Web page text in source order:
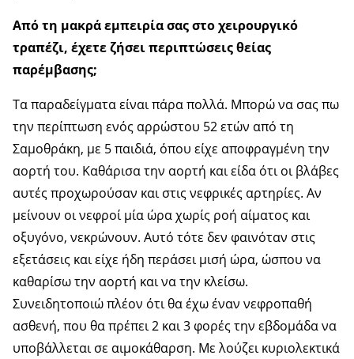
Από τη μακρά εμπειρία σας στο χειρουργικό
τραπέζι, έχετε ζήσει περιπτώσεις θείας
παρέμβασης;
Τα παραδείγματα είναι πάρα πολλά. Μπορώ να σας πω
την περίπτωση ενός αρρώστου 52 ετών από τη
Σαμοθράκη, με 5 παιδιά, όπου είχε αποφραγμένη την
αορτή του. Καθάρισα την αορτή και είδα ότι οι βλάβες
αυτές προχωρούσαν και στις νεφρικές αρτηρίες. Αν
μείνουν οι νεφροί μία ώρα χωρίς ροή αίματος και
οξυγόνο, νεκρώνουν. Αυτό τότε δεν φαινόταν στις
εξετάσεις και είχε ήδη περάσει μισή ώρα, ώσπου να
καθαρίσω την αορτή και να την κλείσω.
Συνειδητοποιώ πλέον ότι θα έχω έναν νεφροπαθή
ασθενή, που θα πρέπει 2 και 3 φορές την εβδομάδα να
υποβάλλεται σε αιμοκάθαρση. Με λούζει κυριολεκτικά